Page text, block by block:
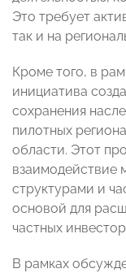
Это требует
так и на
Кроме того, в
инициатива
сохранения
пилотных
области. Этот
взаимодействие
структурами и
основой для
частных
В рамках